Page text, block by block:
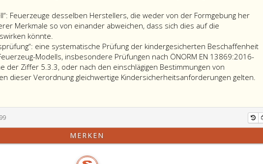
Feuerzeuge desselben Herstellers, die weder von der Formgebung her
Merkmale so von einander abweichen, dass sich dies auf die
könnte.
eine systematische Prüfung der kindergesicherten Beschaffenheit
Modells, insbesondere Prüfungen nach ÖNORM EN 13869:2016-
der Ziffer 5.3.3, oder nach den einschlägigen Bestimmungen von
dieser Verordnung gleichwertige Kindersicherheitsanforderungen gelten.
MERKEN